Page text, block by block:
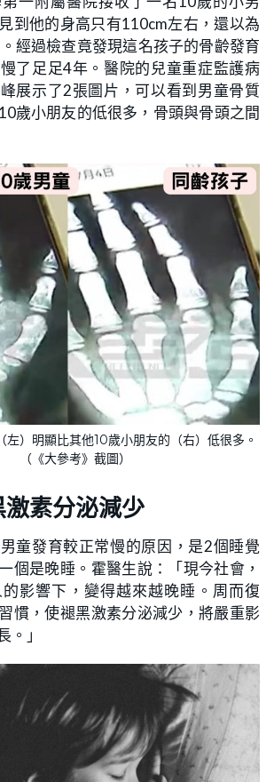
到他的身高只有110cm左右，還以為
經過檢查竟發現這名孩子的骨齡發育
了足足4年。醫院的兒童重症監護病
展示了2張圖片，可以看到男童骨質
歲小朋友的低很多，骨頭與骨頭之間
左）明顯比其他10歲小朋友的（右）低很多。
（《大參考》截圖）
素分泌減少
童發育較正常慢的原因，是2個睡覺
個是晚睡。霍醫生說：「現今社會，
影響下，變得越來越晚睡。周而復
慣，使褪黑激素分泌減少，將嚴重影
。」